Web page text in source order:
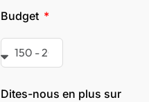
Budget
Dites-nous en plus sur